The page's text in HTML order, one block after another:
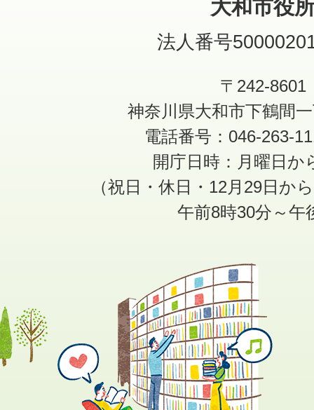
大和市役
法人番号
〒242-8601
神奈川県大和市下鶴間
電話番号：046-263-
開庁日時：月曜日か
（祝日・休日・12月29日か
午前8時30分～午